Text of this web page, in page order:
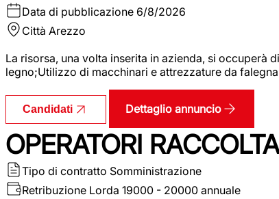
Data di pubblicazione 6/8/2026
Città Arezzo
La risorsa, una volta inserita in azienda, si
legno;Utilizzo di macchinari e attrezzature da
Candidati Dettaglio annuncio
OPERATORI
Tipo di contratto Somministrazione
Retribuzione Lorda 19000 - 20000 annuale